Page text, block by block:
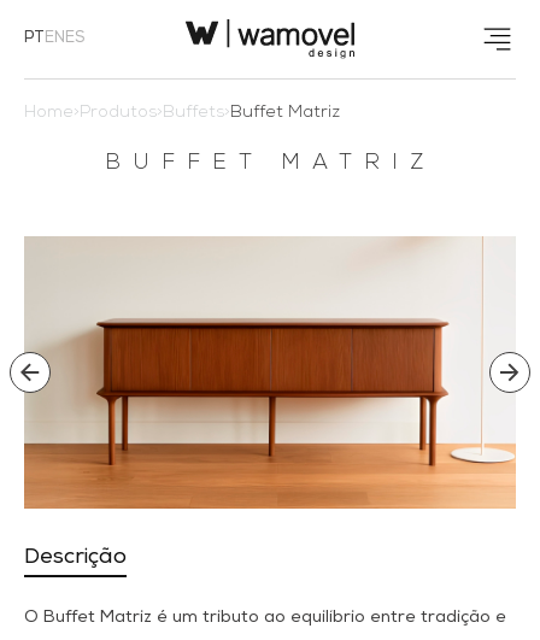
PT EN ES
Home>Produtos>Buffets>Buffet Matriz
BUFFET MATRIZ
Descrição
O Buffet Matriz é um tributo ao equilíbrio entre tradição e